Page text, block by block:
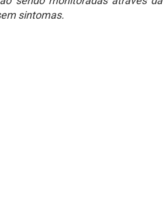
sintomas.